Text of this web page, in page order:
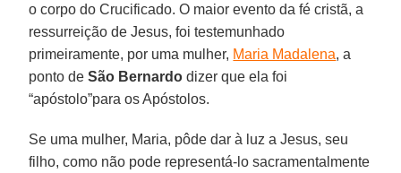
o corpo do Crucificado. O maior evento da fé cristã, a
ressurreição de Jesus, foi testemunhado
primeiramente, por uma mulher, Maria Madalena, a
ponto deSão Bernardo dizer que ela foi
“apóstolo”para os Apóstolos.
Se uma mulher, Maria, pôde dar à luz a Jesus, seu
filho, como não pode representá-lo sacramentalmente